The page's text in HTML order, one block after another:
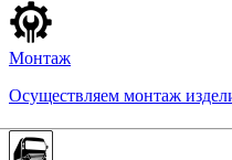
Монтаж
Осуществляем монтаж